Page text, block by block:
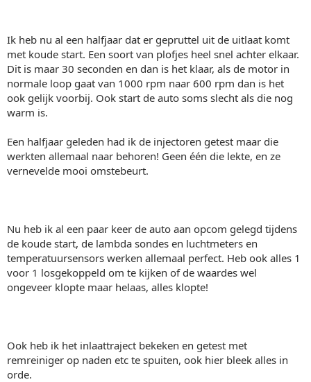
Ik heb nu al een halfjaar dat er gepruttel uit de uitlaat komt
met koude start. Een soort van plofjes heel snel achter elkaar.
Dit is maar 30 seconden en dan is het klaar, als de motor in
normale loop gaat van 1000 rpm naar 600 rpm dan is het
ook gelijk voorbij. Ook start de auto soms slecht als die nog
warm is.
Een halfjaar geleden had ik de injectoren getest maar die
werkten allemaal naar behoren! Geen één die lekte, en ze
vernevelde mooi omstebeurt.
Nu heb ik al een paar keer de auto aan opcom gelegd tijdens
de koude start, de lambda sondes en luchtmeters en
temperatuursensors werken allemaal perfect. Heb ook alles 1
voor 1 losgekoppeld om te kijken of de waardes wel
ongeveer klopte maar helaas, alles klopte!
Ook heb ik het inlaattraject bekeken en getest met
remreiniger op naden etc te spuiten, ook hier bleek alles in
orde.